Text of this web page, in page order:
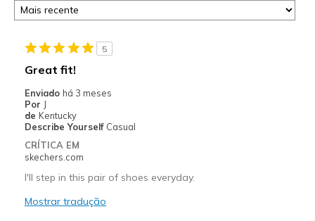
5
Great fit!
Enviado há 3 meses
Por J
de Kentucky
Describe Yourself Casual
CRÍTICA EM
skechers.com
I'll step in this pair of shoes everyday.
Mostrar tradução